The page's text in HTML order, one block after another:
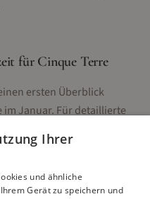
für Cinque Terre
ersten Überblick
im Januar. Für detaillierte
besuchen Sie
Ihrer
und ähnliche
Gerät zu speichern und